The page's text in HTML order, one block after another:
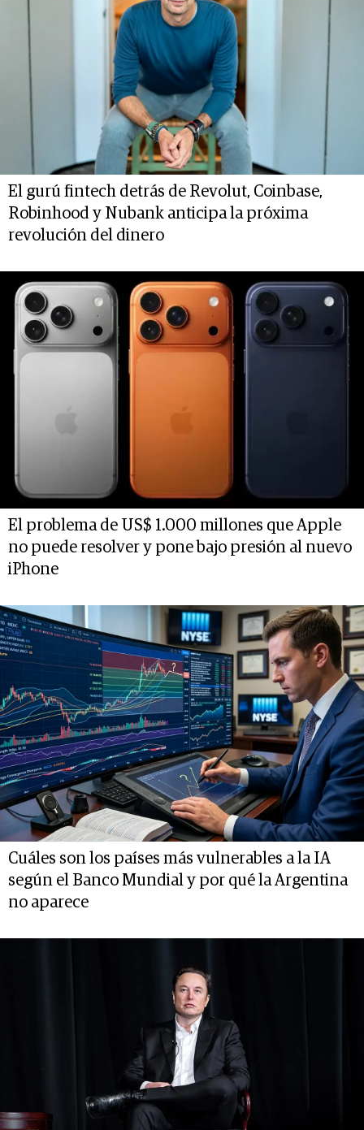
El gurú fintech detrás de Revolut, Coinbase,
Robinhood y Nubank anticipa la próxima
revolución del dinero
El problema de US$ 1.000 millones que Apple
no puede resolver y pone bajo presión al nuevo
iPhone
Cuáles son los países más vulnerables a la IA
según el Banco Mundial y por qué la Argentina
no aparece